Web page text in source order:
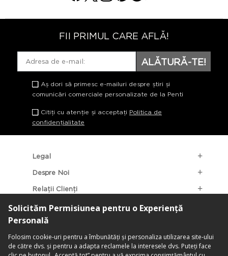
FII PRIMUL CARE AFLĂ!
ALĂTURĂ-TE!
Aș dori să primesc e-mailuri despre știri și
comunicări comerciale personalizate de la Penti
Citiți cu atenție și acceptați Politica de
confidențialitate
Legal
Despre Noi
Relații Clienți
Categorii Populare
Localizarea Magazinelor
contact@penti.com.ro